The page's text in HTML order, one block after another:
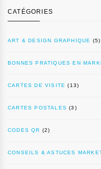
CATÉGORIES
ART & DESIGN GRAPHIQUE (5)
BONNES PRATIQUES EN
CARTES DE VISITE (13)
CARTES POSTALES (3)
CODES QR (2)
CONSEILS & ASTUCES